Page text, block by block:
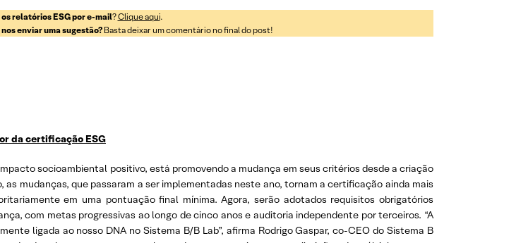
relatórios ESG por e-mail?Clique aqui.
enviar uma sugestão? Basta deixar um comentário no final do post!
da certificação ESG
socioambiental positivo, está promovendo a mudança em seus critérios desde a criação
mudanças, que passaram a ser implementadas neste ano, tornam a certificação ainda mais
em uma pontuação final mínima. Agora, serão adotados requisitos obrigatórios
com metas progressivas ao longo de cinco anos e auditoria independente por terceiros. “A
ligada ao nosso DNA no Sistema B/B Lab”, afirma Rodrigo Gaspar, co-CEO do Sistema B